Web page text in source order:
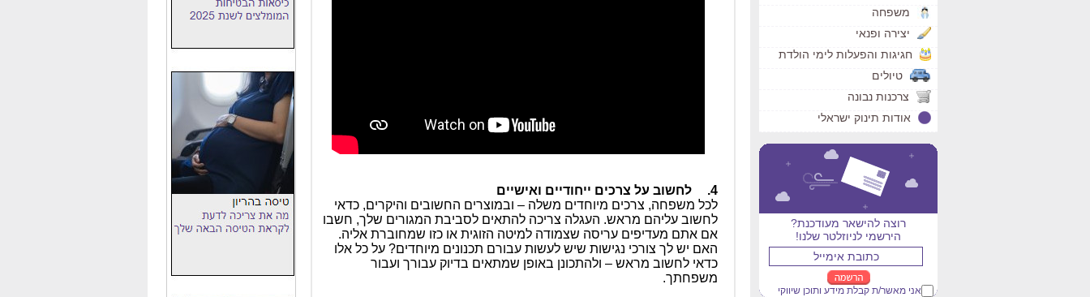
משפחה
יצירה ופנאי
חגיגות והפעלות לימי הולדת
טיולים
צרכנות נבונה
אודות תינוק ישראלי
רוצה להישאר מעודכנת?
הירשמי לניוזלטר שלנו!
אני מאשר/ת קבלת מידע ותוכן שיווקי
4.
לחשוב על צרכים ייחודיים ואישיים
לכל משפחה, צרכים מיוחדים משלה – ובמוצרים החשובים והיקרים, כדאי
לחשוב עליהם מראש. העגלה צריכה להתאים לסביבת המגורים שלך, חשבו
אם אתם מעדיפים עריסה שצמודה למיטה הזוגית או כזו שמחוברת אליה.
האם יש לך צורכי נגישות שיש לעשות עבורם תכנונים מיוחדים? על כל אלו
כדאי לחשוב מראש – ולהתכונן באופן שמתאים בדיוק עבורך ועבור
משפחתך.